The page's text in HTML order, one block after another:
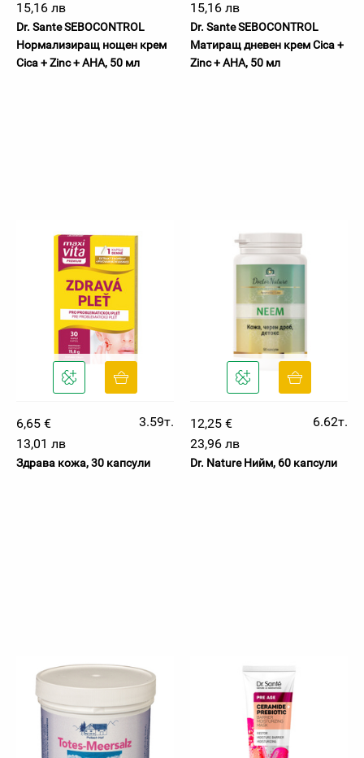
15,16 лв
Dr. Sante SEBOCONTROL
Нормализиращ нощен крем
Cica + Zinc + AHA, 50 мл
15,16 лв
Dr. Sante SEBOCONTROL
Матиращ дневен крем Cica +
Zinc + AHA, 50 мл
6,65 €
3.59т.
13,01 лв
Здрава кожа, 30 капсули
12,25 €
6.62т.
23,96 лв
Dr. Nature Нийм, 60 капсули